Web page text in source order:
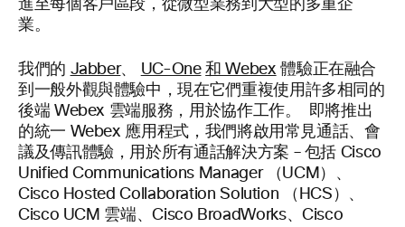
進至每個客戶區段，從微型業務到大型的多重企
業。
我們的 Jabber、 UC-One 和 Webex 體驗正在融合
到一般外觀與體驗中，現在它們重複使用許多相同的
後端 Webex 雲端服務，用於協作工作。 即將推出
的統一 Webex 應用程式，我們將啟用常見通話、會
議及傳訊體驗，用於所有通話解決方案 – 包括 Cisco
Unified Communications Manager （UCM）、
Cisco Hosted Collaboration Solution （HCS）、
Cisco UCM 雲端、Cisco BroadWorks、Cisco